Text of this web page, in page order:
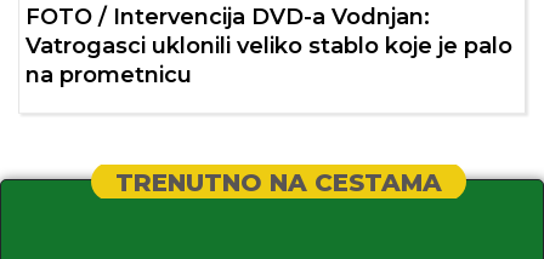
FOTO / Intervencija DVD-a Vodnjan:
Vatrogasci uklonili veliko stablo koje je palo
na prometnicu
TRENUTNO NA CESTAMA